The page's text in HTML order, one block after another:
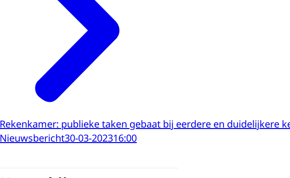
Rekenkamer: publieke taken gebaat bij eerdere en duidelijkere
Nieuwsbericht30-03-202316:00